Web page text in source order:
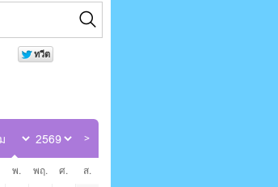
พ. พฤ. ศ.
ส.